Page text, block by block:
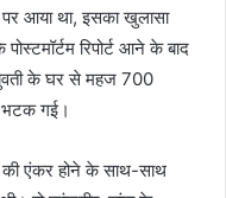
आया था, इसका खुलासा
रिपोर्ट आने के बाद
के घर से महज 700
भटक गई।
की एंकर होने के साथ-साथ